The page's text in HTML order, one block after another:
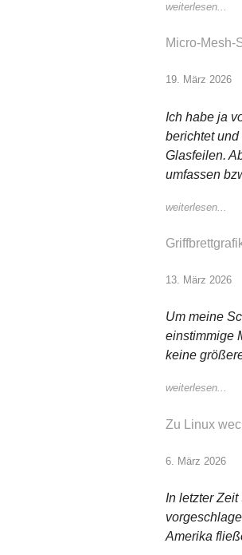
weiterlesen...
Micro-Mesh-
19. März 2026
Ich habe ja
berichtet
Glasfeilen.
umfassen
weiterlesen...
13. März 2026
Um meine
einstimmige
keine
weiterlesen...
Zu Linux
6. März 2026
In letzter
Amerika